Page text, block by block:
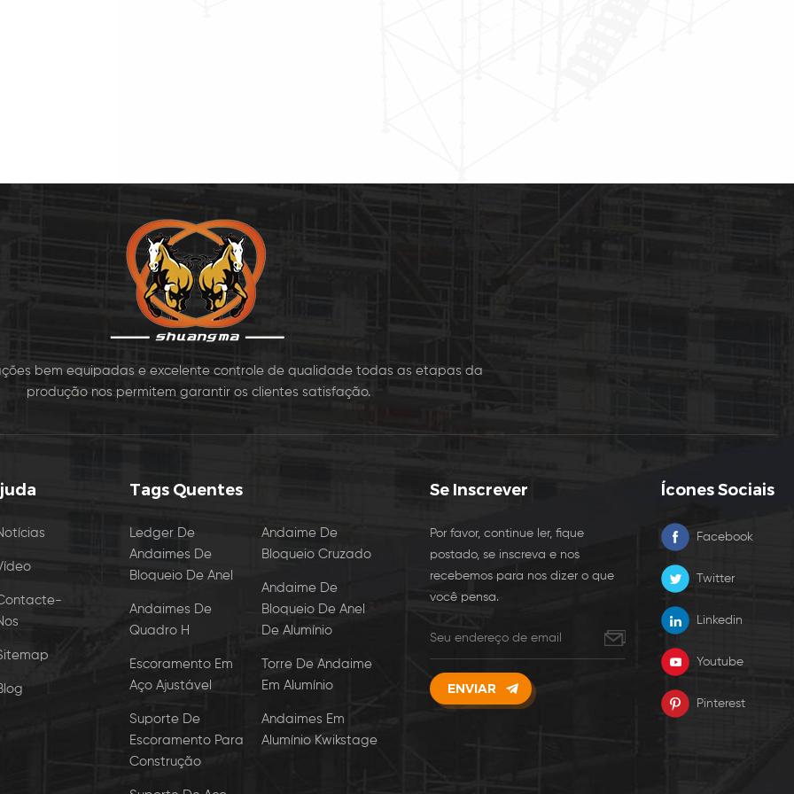
bem equipadas e excelente controle de qualidade todas as etapas da
produção nos permitem garantir os clientes satisfação.
Tags Quentes
Ledger De
Andaimes De
Bloqueio De Anel
Andaimes De
Quadro H
Escoramento Em
Aço Ajustável
Suporte De
Escoramento Para
Construção
Andaime De
Bloqueio Cruzado
Andaime De
Bloqueio De Anel
De Alumínio
Torre De Andaime
Em Alumínio
Andaimes Em
Alumínio Kwikstage
Se Inscrever
Por favor, continue ler, fique
postado, se inscreva e nos
recebemos para nos dizer o que
você pensa.
Ícones Sociais
Facebook
Twitter
Linkedin
Youtube
Pinterest